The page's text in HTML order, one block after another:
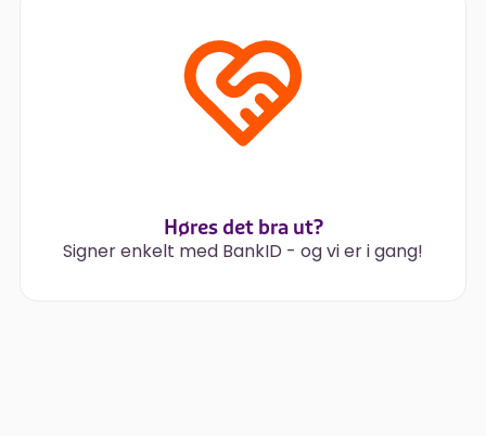
Høres det bra ut?
Signer enkelt med BankID - og vi er i gang!